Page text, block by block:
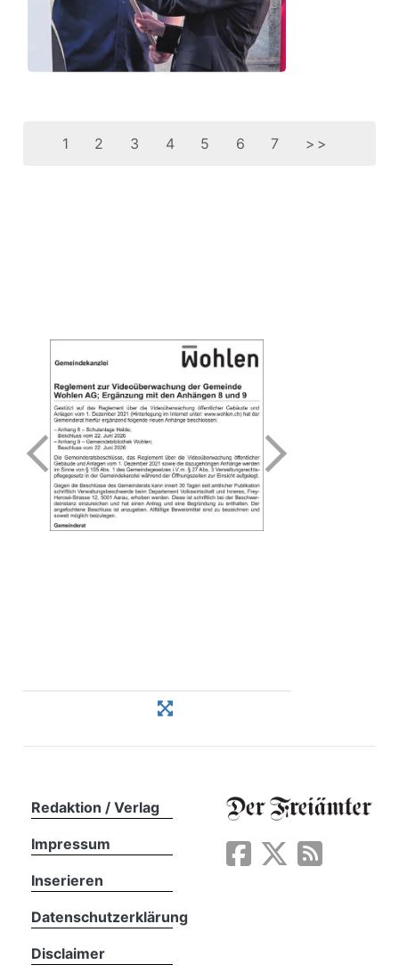
1 2 3 4 5 6 7 >>
Redaktion / Verlag
Impressum
Inserieren
Datenschutzerklärung
Disclaimer